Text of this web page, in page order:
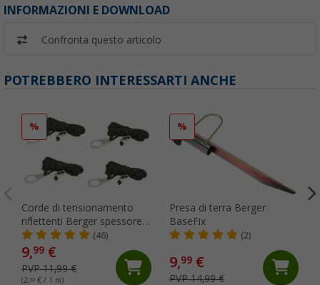
INFORMAZIONI E DOWNLOAD
Confronta questo articolo
POTREBBERO INTERESSARTI ANCHE
%
Corde di tensionamento
riflettenti Berger spessore
2,5 mm da 4 m 4 pezzi
(46)
9,99 €
PVP 11,99 €
(2,50 € / 1 m)
%
Presa di terra Berger
BaseFix
(2)
9,99€
PVP 14,99 €